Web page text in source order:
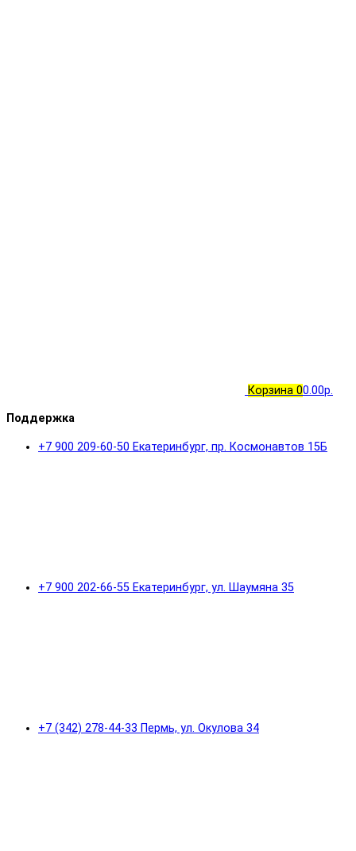
Корзина 00.00р.
Поддержка
+7 900 209-60-50 Екатеринбург, пр. Космонавтов 15Б
+7 900 202-66-55 Екатеринбург, ул. Шаумяна 35
+7 (342) 278-44-33 Пермь, ул. Окулова 34